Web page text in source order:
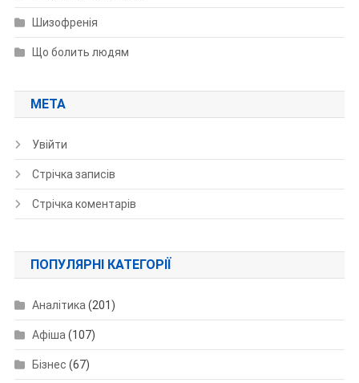
Шизофренія
Що болить людям
МЕТА
Увійти
Стрічка записів
Стрічка коментарів
ПОПУЛЯРНІ КАТЕГОРІЇ
Аналітика (201)
Афіша (107)
Бізнес (67)